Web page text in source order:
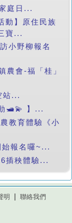
庭日...
動】原住民族
寶...
小野柳報名
農會-福「桂」
站...
🛥️💫 】...
教育體驗《小
報名囉~...
插秧體驗...
明 聯絡我們